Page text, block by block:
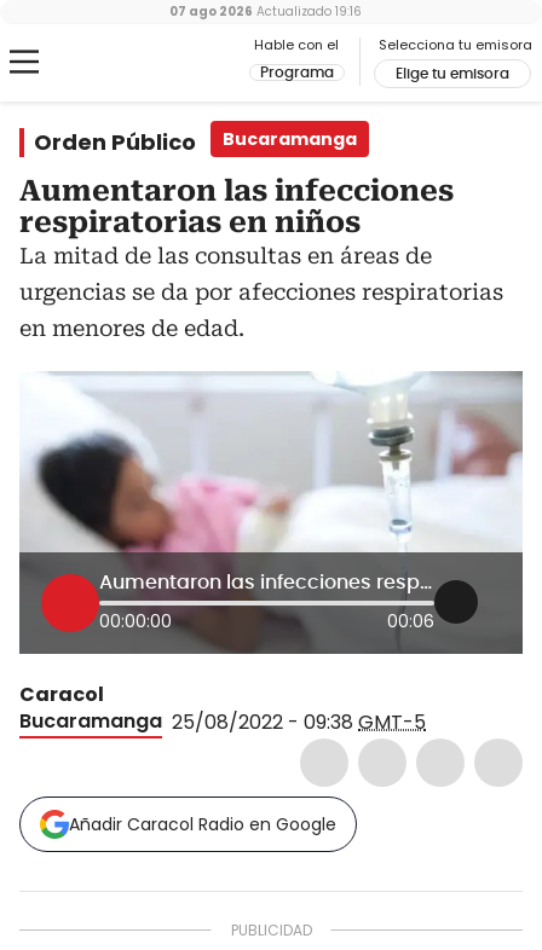
Hable con el
Programa
Selecciona tu emisora
Elige tu emisora
07 ago 2026 Actualizado 19:16
Orden Público Bucaramanga
Aumentaron las infecciones
respiratorias en niños
La mitad de las consultas en áreas de
urgencias se da por afecciones respiratorias
en menores de edad.
Aumentaron las infecciones respiratorias en niños
00:00:00 00:06
Caracol
Bucaramanga 25/08/2022 - 09:38 GMT-5
Añadir Caracol Radio en Google